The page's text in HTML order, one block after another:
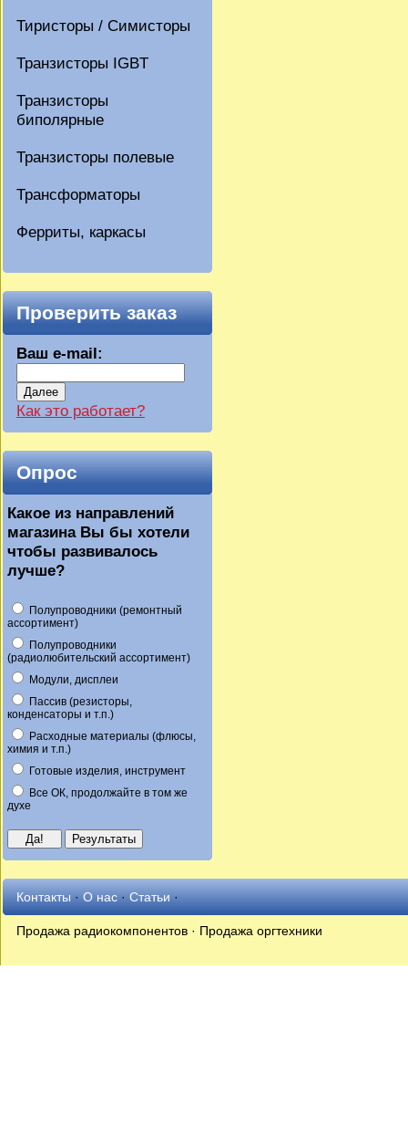
Тиристоры / Симисторы
Транзисторы IGBT
Транзисторы
биполярные
Транзисторы полевые
Трансформаторы
Ферриты, каркасы
Проверить заказ
Ваш e-mail:
Далее
Как это работает?
Опрос
Какое из направлений
магазина Вы бы хотели
чтобы развивалось
лучше?
Полупроводники (ремонтный
ассортимент)
Полупроводники
(радиолюбительский ассортимент)
Модули, дисплеи
Пассив (резисторы,
конденсаторы и т.п.)
Расходные материалы (флюсы,
химия и т.п.)
Готовые изделия, инструмент
Все ОК, продолжайте в том же
духе
Контакты·О нас·Статьи·
Продажа радиокомпонентов · Продажа оргтехники